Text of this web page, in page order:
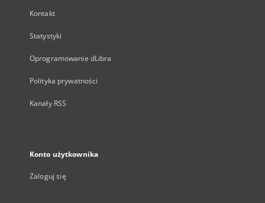
Kontakt
Statystyki
Oprogramowanie dLibra
Polityka prywatności
Kanały RSS
Konto użytkownika
Zaloguj się